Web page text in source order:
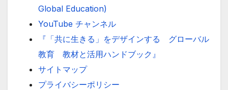
Global Education)
YouTube チャンネル
『「共に生きる」をデザインする グローバル
教育 教材と活用ハンドブック』
サイトマップ
プライバシーポリシー